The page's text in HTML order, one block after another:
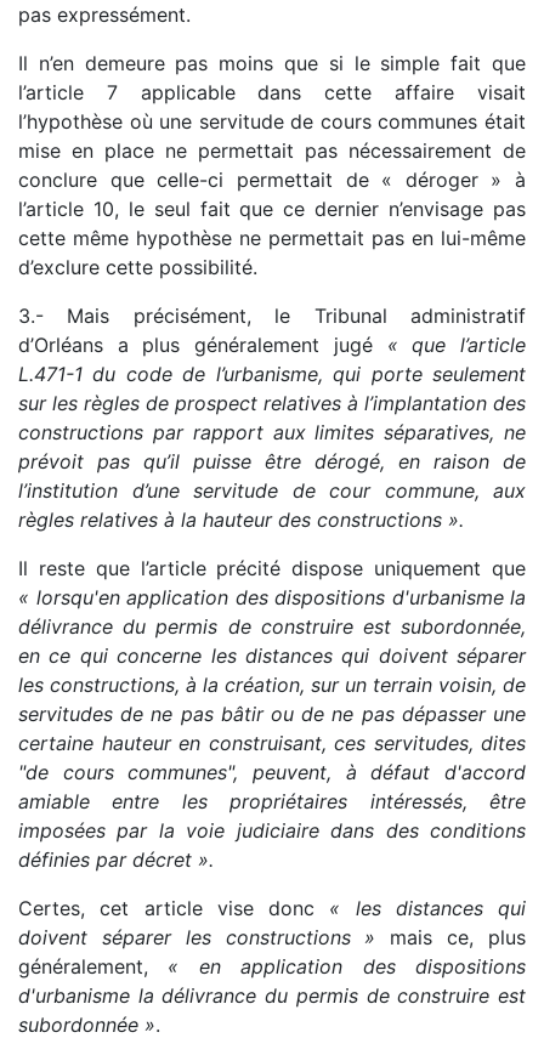
pas expressément.
Il n’en demeure pas moins que si le simple fait que
l’article 7 applicable dans cette affaire visait
l’hypothèse où une servitude de cours communes était
mise en place ne permettait pas nécessairement de
conclure que celle-ci permettait de « déroger » à
l’article 10, le seul fait que ce dernier n’envisage pas
cette même hypothèse ne permettait pas en lui-même
d’exclure cette possibilité.
3.- Mais précisément, le Tribunal administratif
d’Orléans a plus généralement jugé « que l’article
L.471-1 du code de l’urbanisme, qui porte seulement
sur les règles de prospect relatives à l’implantation des
constructions par rapport aux limites séparatives, ne
prévoit pas qu’il puisse être dérogé, en raison de
l’institution d’une servitude de cour commune, aux
règles relatives à la hauteur des constructions ».
Il reste que l’article précité dispose uniquement que
« lorsqu'en application des dispositions d'urbanisme la
délivrance du permis de construire est subordonnée,
en ce qui concerne les distances qui doivent séparer
les constructions, à la création, sur un terrain voisin, de
servitudes de ne pas bâtir ou de ne pas dépasser une
certaine hauteur en construisant, ces servitudes, dites
"de cours communes", peuvent, à défaut d'accord
amiable entre les propriétaires intéressés, être
imposées par la voie judiciaire dans des conditions
définies par décret ».
Certes, cet article vise donc « les distances qui
doivent séparer les constructions » mais ce, plus
généralement, « en application des dispositions
d'urbanisme la délivrance du permis de construire est
subordonnée ».